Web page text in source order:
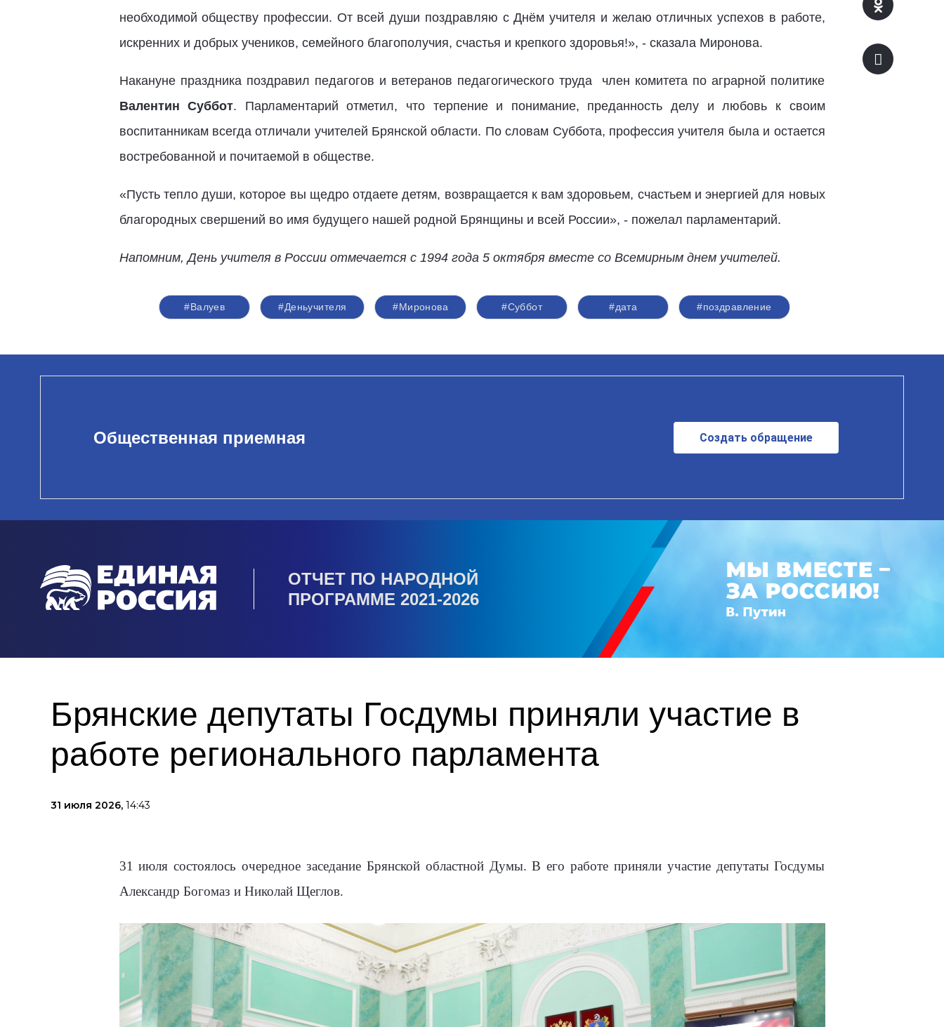
необходимой обществу профессии. От всей души поздравляю с Днём учителя и желаю отличных успехов в работе,
искренних и добрых учеников, семейного благополучия, счастья и крепкого здоровья!», - сказала Миронова.
Накануне праздника поздравил педагогов и ветеранов педагогического труда член комитета по аграрной политике
Валентин Суббот. Парламентарий отметил, что терпение и понимание, преданность делу и любовь к своим
воспитанникам всегда отличали учителей Брянской области. По словам Суббота, профессия учителя была и остается
востребованной и почитаемой в обществе.
«Пусть тепло души, которое вы щедро отдаете детям, возвращается к вам здоровьем, счастьем и энергией для новых
благородных свершений во имя будущего нашей родной Брянщины и всей России», - пожелал парламентарий.
Напомним, День учителя в России отмечается с 1994 года 5 октября вместе со Всемирным днем учителей.
#Валуев #Деньучителя #Миронова #Суббот #дата #поздравление
Общественная приемная Создать обращение
ОТЧЕТ ПО НАРОДНОЙ
ПРОГРАММЕ 2021-2026
Брянские депутаты Госдумы приняли участие в
работе регионального парламента
31 июля 2026, 14:43
31 июля состоялось очередное заседание Брянской областной Думы. В его работе приняли участие депутаты Госдумы
Александр Богомаз и Николай Щеглов.